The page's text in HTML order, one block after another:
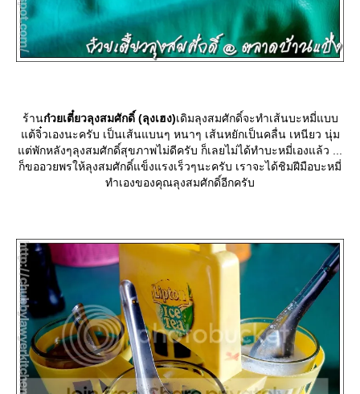
ร้านก๋วยเตี๋ยวลุงสมศักดิ์ (ลุงเฮง)เดิมลุงสมศักดิ์จะทำเส้นบะหมี่แบบ
ต้จิ๋วเองนะครับ เป็นเส้นแบนๆ หนาๆ เส้นหยักเป็นคลื่น เหนียว นุ่ม
ต่พักหลังๆลุงสมศักดิ์สุขภาพไม่ดีครับ ก็เลยไม่ได้ทำบะหมี่เองแล้ว ...
ก็ขออวยพรให้ลุงสมศักดิ์แข็งแรงเร็วๆนะครับ เราจะได้ชิมฝีมือบะหมี่
ทำเองของคุณลุงสมศักดิ์อีกครับ